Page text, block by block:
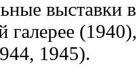
выставки
галерее
1945).